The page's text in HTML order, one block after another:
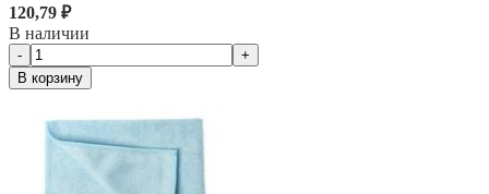
120,79 ₽
В наличии
-
+
В корзину